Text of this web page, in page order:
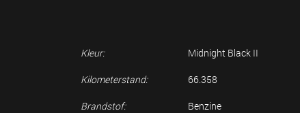
Kleur: Midnight Black II
Kilometerstand: 66.358
Brandstof: Benzine